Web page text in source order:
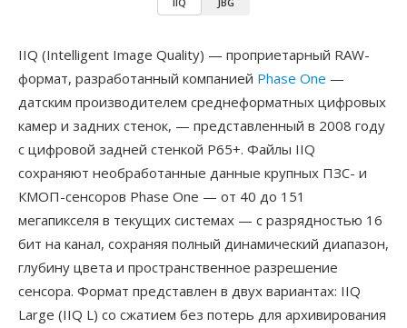
IIQ (Intelligent Image Quality) — проприетарный RAW-
формат, разработанный компанией Phase One —
датским производителем среднеформатных цифровых
камер и задних стенок, — представленный в 2008 году
с цифровой задней стенкой P65+. Файлы IIQ
сохраняют необработанные данные крупных ПЗС- и
КМОП-сенсоров Phase One — от 40 до 151
мегапикселя в текущих системах — с разрядностью 16
бит на канал, сохраняя полный динамический диапазон,
глубину цвета и пространственное разрешение
сенсора. Формат представлен в двух вариантах: IIQ
Large (IIQ L) со сжатием без потерь для архивирования